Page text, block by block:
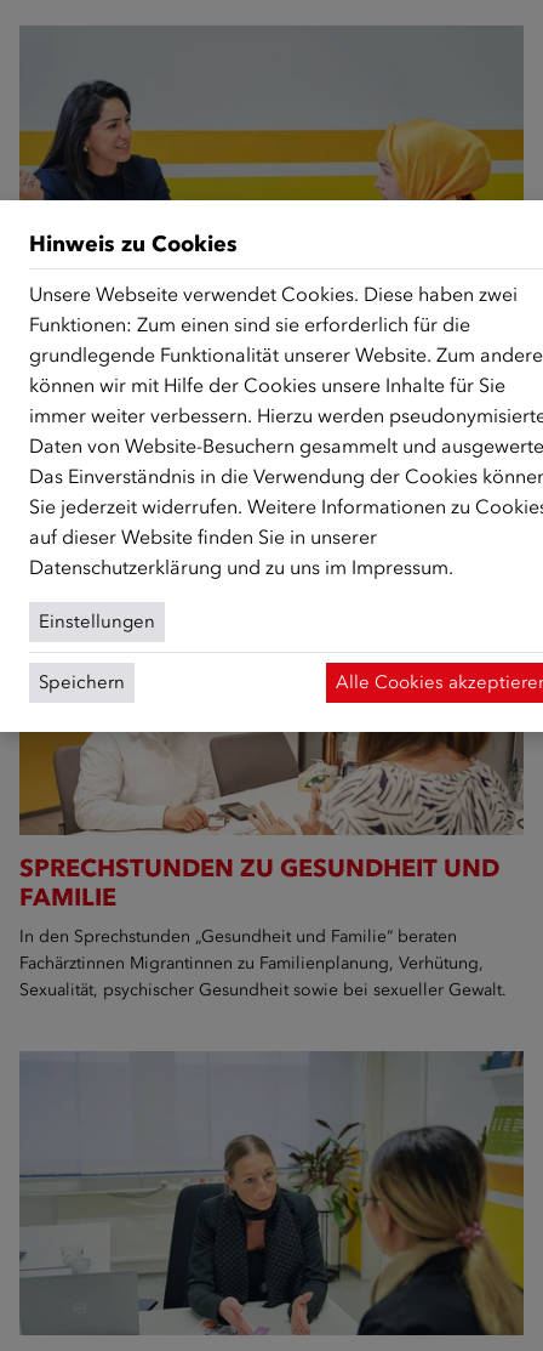
SPRECHSTUNDEN ZU BILDUNGS- UND
BERUFSCHANCEN
In den Sprechstunden „Bildungschancen erkennen und nutzen“
sowie „Berufschancen erkennen und nutzen“ werden
Migrantinnen von Expertinnen mit Bildungsplänen sowie beim
Arbeitsmarkteinstieg unterstützt.
SPRECHSTUNDEN ZU GESUNDHEIT UND
FAMILIE
In den Sprechstunden „Gesundheit und Familie“ beraten
Fachärztinnen Migrantinnen zu Familienplanung, Verhütung,
Sexualität, psychischer Gesundheit sowie bei sexueller Gewalt.
Hinweis zu Cookies
Unsere Webseite verwendet Cookies. Diese haben zwei
Funktionen: Zum einen sind sie erforderlich für die
grundlegende Funktionalität unserer Website. Zum
können wir mit Hilfe der Cookies unsere Inhalte für Sie
immer weiter verbessern. Hierzu werden
Daten von Website-Besuchern gesammelt und
Das Einverständnis in die Verwendung der Cookies
Sie jederzeit widerrufen. Weitere Informationen zu
auf dieser Website finden Sie in unserer
Datenschutzerklärung und zu uns im Impressum.
Einstellungen
Speichern Alle Cookies